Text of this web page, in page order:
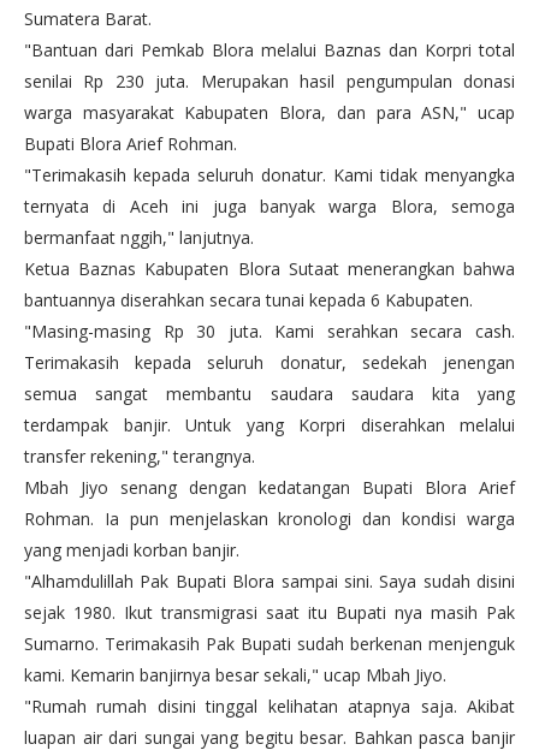
Sumatera Barat.
"Bantuan dari Pemkab Blora melalui Baznas dan Korpri total
senilai Rp 230 juta. Merupakan hasil pengumpulan donasi
warga masyarakat Kabupaten Blora, dan para ASN," ucap
Bupati Blora Arief Rohman.
"Terimakasih kepada seluruh donatur. Kami tidak menyangka
ternyata di Aceh ini juga banyak warga Blora, semoga
bermanfaat nggih," lanjutnya.
Ketua Baznas Kabupaten Blora Sutaat menerangkan bahwa
bantuannya diserahkan secara tunai kepada 6 Kabupaten.
"Masing-masing Rp 30 juta. Kami serahkan secara cash.
Terimakasih kepada seluruh donatur, sedekah jenengan
semua sangat membantu saudara saudara kita yang
terdampak banjir. Untuk yang Korpri diserahkan melalui
transfer rekening," terangnya.
Mbah Jiyo senang dengan kedatangan Bupati Blora Arief
Rohman. Ia pun menjelaskan kronologi dan kondisi warga
yang menjadi korban banjir.
"Alhamdulillah Pak Bupati Blora sampai sini. Saya sudah disini
sejak 1980. Ikut transmigrasi saat itu Bupati nya masih Pak
Sumarno. Terimakasih Pak Bupati sudah berkenan menjenguk
kami. Kemarin banjirnya besar sekali," ucap Mbah Jiyo.
"Rumah rumah disini tinggal kelihatan atapnya saja. Akibat
luapan air dari sungai yang begitu besar. Bahkan pasca banjir